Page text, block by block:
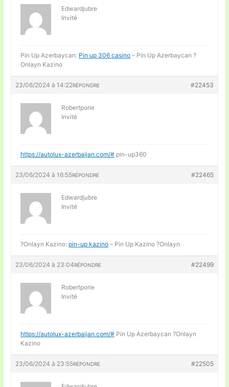
Edwardjubre
Invité
Pin Up Azerbaycan: Pin up 306 casino – Pin Up Azerbaycan ?
Onlayn Kazino
23/06/2024 à 14:22 #22453
RÉPONDRE
Robertporie
Invité
https://autolux-azerbaijan.com/# pin-up360
23/06/2024 à 16:55 #22465
RÉPONDRE
Edwardjubre
Invité
?Onlayn Kazino: pin-up kazino – Pin Up Kazino ?Onlayn
23/06/2024 à 23:04 #22499
RÉPONDRE
Robertporie
Invité
https://autolux-azerbaijan.com/# Pin Up Azerbaycan ?Onlayn
Kazino
23/06/2024 à 23:55 #22505
RÉPONDRE